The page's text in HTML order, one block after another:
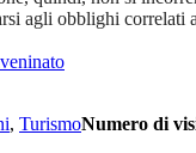
agli obblighi correlati
, TurismoNumero di